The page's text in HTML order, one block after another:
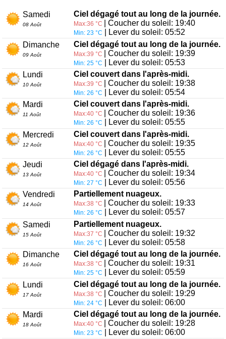
Samedi
08 Août
Ciel dégagé tout au long de la journée.
Max:36 °C | Coucher du soleil: 19:40
Min: 23 °C
| Lever du soleil: 05:52
Dimanche
09 Août
Ciel dégagé tout au long de la journée.
Max:39 °C | Coucher du soleil: 19:39
Min: 25 °C
| Lever du soleil: 05:53
Lundi
10 Août
Ciel couvert dans l'après-midi.
Max:39 °C | Coucher du soleil: 19:38
Min: 26 °C
| Lever du soleil: 05:54
Mardi
11 Août
Ciel couvert dans l'après-midi.
Max:40 °C | Coucher du soleil: 19:36
Min: 26 °C
| Lever du soleil: 05:55
Mercredi
12 Août
Ciel couvert dans l'après-midi.
Max:40 °C | Coucher du soleil: 19:35
Min: 26 °C
| Lever du soleil: 05:55
Jeudi
13 Août
Ciel dégagé dans l'après-midi.
Max:40 °C | Coucher du soleil: 19:34
Min: 27 °C
| Lever du soleil: 05:56
Vendredi
14 Août
Partiellement nuageux.
Max:38 °C | Coucher du soleil: 19:33
Min: 26 °C
| Lever du soleil: 05:57
Samedi
15 Août
Partiellement nuageux.
Max:37 °C | Coucher du soleil: 19:32
Min: 26 °C
| Lever du soleil: 05:58
Dimanche
16 Août
Ciel dégagé tout au long de la journée.
Max:38 °C | Coucher du soleil: 19:31
Min: 25 °C
| Lever du soleil: 05:59
Lundi
17 Août
Ciel dégagé tout au long de la journée.
Max:38 °C | Coucher du soleil: 19:29
Min: 24 °C
| Lever du soleil: 06:00
Mardi
18 Août
Ciel dégagé tout au long de la journée.
Max:40 °C | Coucher du soleil: 19:28
Min: 23 °C
| Lever du soleil: 06:00